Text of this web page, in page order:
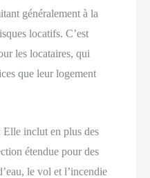
généralement à la
locatifs. C’est
les locataires, qui
que leur logement
Elle inclut en plus des
étendue pour des
le vol et l’incendie